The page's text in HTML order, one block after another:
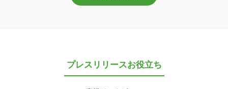
プレスリリースお役立ち